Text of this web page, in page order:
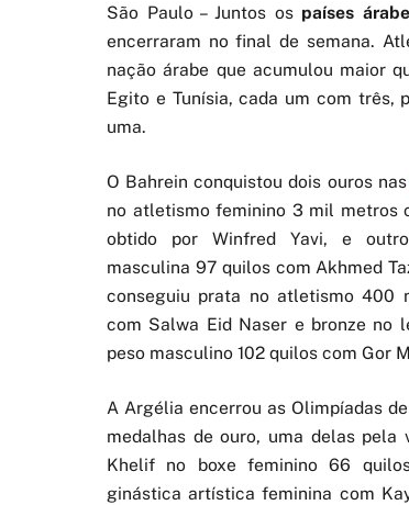
São Paulo – Juntos os países
encerraram no final de semana.
nação árabe que acumulou maior
Egito e Tunísia, cada um com três,
uma.
O Bahrein conquistou dois ouros nas
no atletismo feminino 3 mil metros
obtido por Winfred Yavi, e
masculina 97 quilos com Akhmed
conseguiu prata no atletismo 400
com Salwa Eid Naser e bronze no
peso masculino 102 quilos com Gor
A Argélia encerrou as Olimpíadas
medalhas de ouro, uma delas pela
Khelif no boxe feminino 66
ginástica artística feminina com